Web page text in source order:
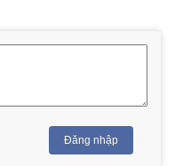
Đăng nhập